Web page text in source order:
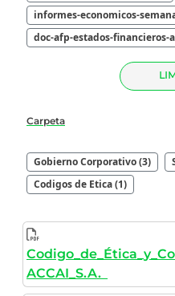
informes-economicos-
doc-afp-estados-financieros-
Carpeta
Gobierno Corporativo (3)
Codigos de Etica (1)
ACCAI_S.A.